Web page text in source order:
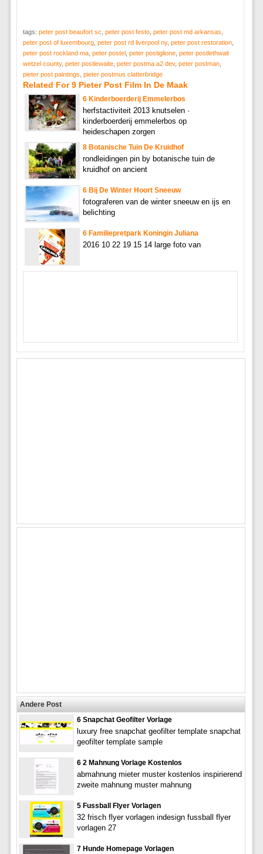
tags: peter post beaufort sc peter post festo, peter post md arkansas
peter post of luxembourg, peter post rd liverpool ny, peter post restoration,
peter post rockland ma, peter postel, peter postiglione, peter postlethwait
wetzel county, peter postlewaite, peter postma a2 dev, peter postman,
pieter post paintings pieter postmus clatterbridge
Related For 9 Pieter Post Film In De Maak
6 Kinderboerderij Emmelerbos
herfstactiviteit 2013 knutselen ·
kinderboerderij emmelerbos op
heideschapen zorgen
8 Botanische Tuin De Kruidhof
rondleidingen pin by botanische tuin de
kruidhof on ancient
6 Bij De Winter Hoort Sneeuw
fotograferen van de winter sneeuw en ijs en
belichting
6 Familiepretpark Koningin Juliana
2016 10 22 19 15 14 large foto van
Andere Post
6 Snapchat Geofilter Vorlage
luxury free snapchat geofilter template snapchat
geofilter template sample
6 2 Mahnung Vorlage Kostenlos
abmahnung mieter muster kostenlos inspirierend
zweite mahnung muster mahnung
5 Fussball Flyer Vorlagen
32 frisch flyer vorlagen indesign fussball flyer
vorlagen 27
7 Hunde Homepage Vorlagen